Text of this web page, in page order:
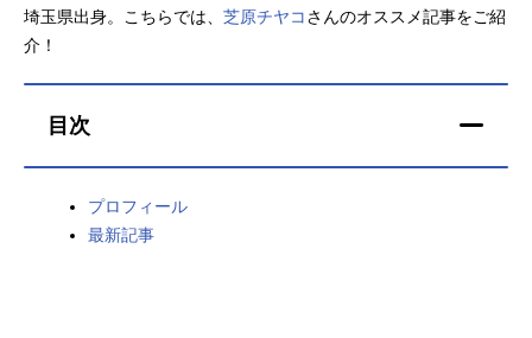
アニメ映画一覧
今期アニメ曜日別一覧
春アニメ
男性声優/女性声優一覧
埼玉県出身。こちらでは、 芝原チヤコさんのオススメ記事をご紹
介！
目次
プロフィール
最新記事